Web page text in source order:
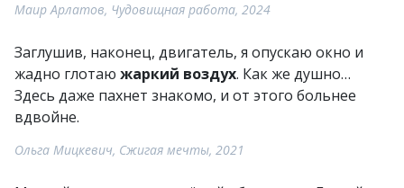
Маир Арлатов, Чудовищная работа, 2024
Заглушив, наконец, двигатель, я опускаю окно и
жадно глотаю жаркий воздух. Как же душно…
Здесь даже пахнет знакомо, и от этого больнее
вдвойне.
Ольга Мицкевич, Сжигая мечты, 2021